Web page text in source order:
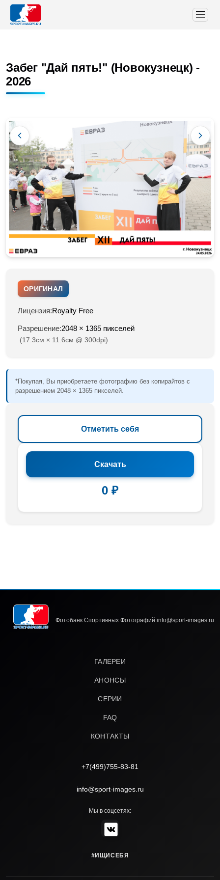
Забег "Дай пять!" (Новокузнецк) -
2026
ОРИГИНАЛ
Лицензия:Royalty Free
Разрешение:2048 × 1365 пикселей
(17.3см × 11.6см @ 300dpi)
*Покупая, Вы приобретаете фотографию без копирайтов с
разрешением 2048 × 1365 пикселей.
Отметить себя
Скачать
0 ₽
Фотобанк Спортивных Фотографий info@sport-images.ru
ГАЛЕРЕИ
АНОНСЫ
СЕРИИ
FAQ
КОНТАКТЫ
+7(499)755-83-81
info@sport-images.ru
Мы в соцсетях:
#ИЩИСЕБЯ